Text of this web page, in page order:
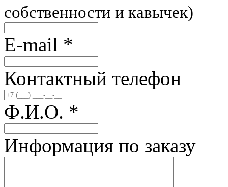
собственности и кавычек)
E-mail *
Контактный телефон
Ф.И.О. *
Информация по заказу